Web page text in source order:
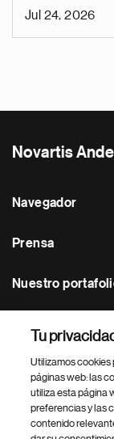
Jul 24, 2026
Novartis
Navegador
Prensa
Nuestro
Footer Site Search
Tu
Utilizamos cookies
páginas web: las
utiliza esta página
preferencias y las
contenido